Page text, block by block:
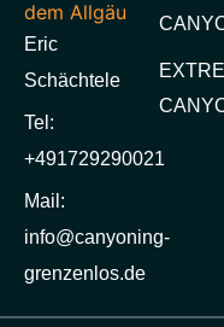
Eric
Schächtele
Tel:
+491729290021
Mail:
info@canyoning-
grenzenlos.de